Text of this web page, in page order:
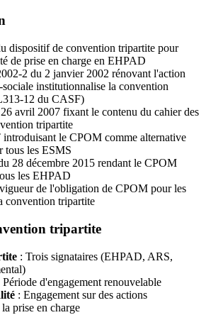
dispositif de convention tripartite pour
de prise en charge en EHPAD
2 du 2 janvier 2002 rénovant l'action
institutionnalise la convention
12 du CASF)
avril 2007 fixant le contenu du cahier des
tripartite
le CPOM comme alternative
tous les ESMS
28 décembre 2015 rendant le CPOM
les EHPAD
de l'obligation de CPOM pour les
convention tripartite
tripartite
: Trois signataires (EHPAD, ARS,
Période d'engagement renouvelable
: Engagement sur des actions
prise en charge